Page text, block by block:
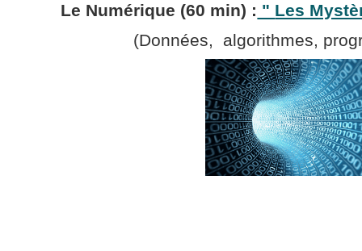
Le Numérique (60 min) : " Les
(Données, algorithmes,